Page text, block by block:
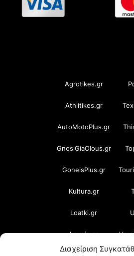
Διαχείριση
Agrotikes.gr
Athlitikes.gr
AutoMotoPlus.gr
GnosiGiaOlous.gr
GoneisPlus.gr
Kultura.gr
Loatki.gr
Loveis.gr